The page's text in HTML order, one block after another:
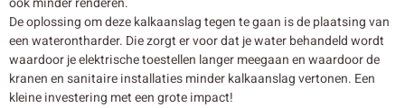
De oplossing om deze kalkaanslag tegen te gaan is de plaatsing van
een waterontharder. Die zorgt er voor dat je water behandeld wordt
waardoor je elektrische toestellen langer meegaan en waardoor de
kranen en sanitaire installaties minder kalkaanslag vertonen. Een
kleine investering met een grote impact!